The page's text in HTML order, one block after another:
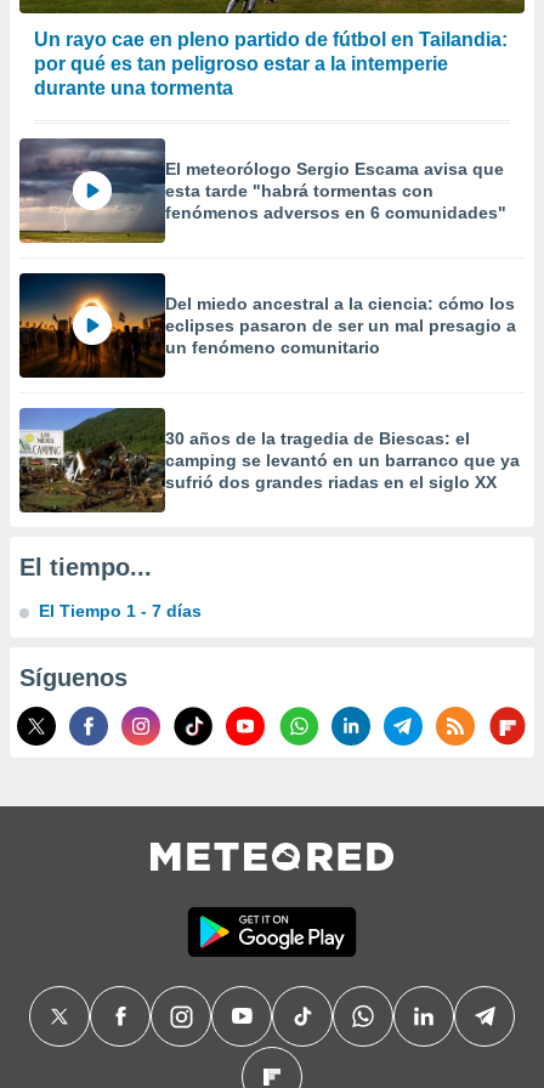
crear un
contenido
medir el
de la
el
del
de
o a través
de
de
de
uso de
con el
e
de
Un rayo cae en pleno partido de fútbol en Tailandia:
por qué es tan peligroso estar a la intemperie
durante una tormenta
El meteorólogo Sergio Escama avisa que
esta tarde "habrá tormentas con
fenómenos adversos en 6 comunidades"
Del miedo ancestral a la ciencia: cómo los
eclipses pasaron de ser un mal presagio a
un fenómeno comunitario
30 años de la tragedia de Biescas: el
camping se levantó en un barranco que ya
sufrió dos grandes riadas en el siglo XX
El tiempo...
El Tiempo 1 - 7 días
Síguenos